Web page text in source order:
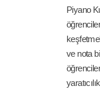
Piyano
ve nota